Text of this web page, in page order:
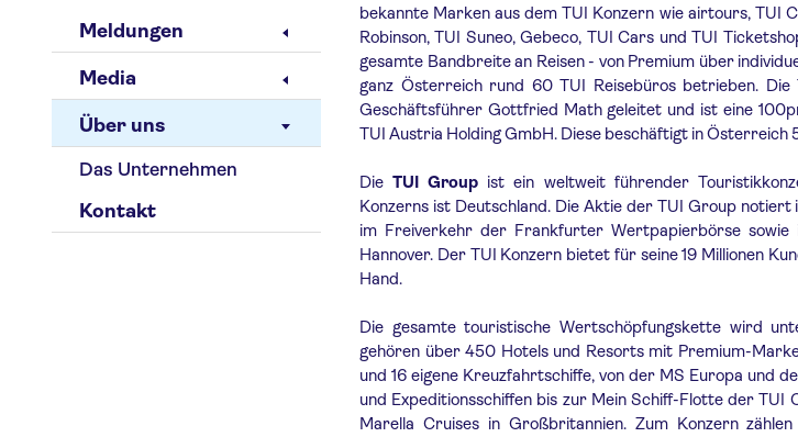
Meldungen
Media
Über uns
Das Unternehmen
Kontakt
bekannte Marken aus dem TUI Konzern wie airtours, TUI
Robinson, TUI Suneo, Gebeco, TUI Cars und TUI
gesamte Bandbreite an Reisen - von Premium über
ganz Österreich rund 60 TUI Reisebüros betrieben.
Geschäftsführer Gottfried Math geleitet und ist eine
TUI Austria Holding GmbH. Diese beschäftigt in
DieTUI Group ist ein weltweit führender
Konzerns ist Deutschland. Die Aktie der TUI Group
im Freiverkehr der Frankfurter Wertpapierbörse
Hannover. Der TUI Konzern bietet für seine 19 Millionen
Hand.
Die gesamte touristische Wertschöpfungskette wird
gehören über 450 Hotels und Resorts mit Premium-
und 16 eigene Kreuzfahrtschiffe, von der MS Europa und
und Expeditionsschiffen bis zur Mein Schiff-Flotte der TUI
Marella Cruises in Großbritannien. Zum Konzern